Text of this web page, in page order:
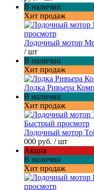
В наличии
Хит продаж
просмотр
Лодочный мотор
/ шт
В наличии
Хит продаж
Лодка Ривьера
В наличии
Хит продаж
Быстрый просмотр
Лодочный мотор
000 руб. / шт
Акция
В наличии
Хит продаж
просмотр